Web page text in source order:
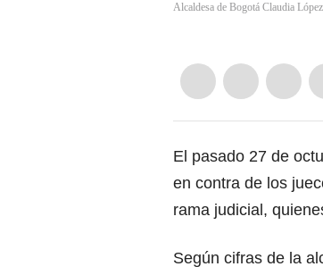
Alcaldesa de Bogotá Claudia
El pasado 27 de
en contra de los
rama judicial,
Según cifras de la